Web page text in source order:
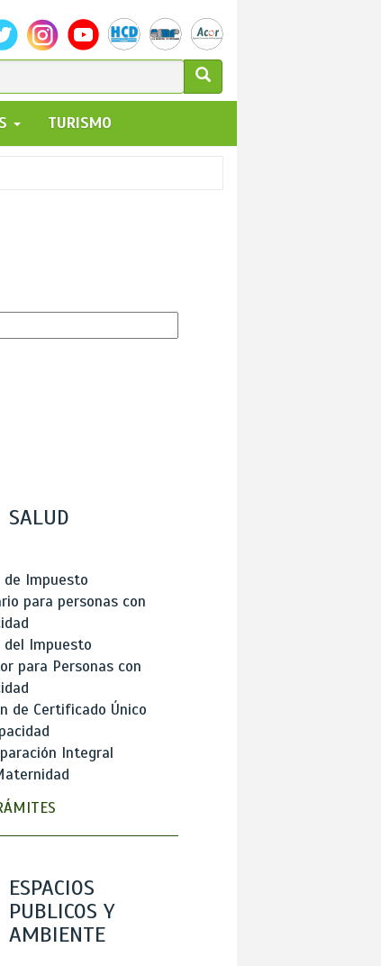
TURISMO
SALUD
de Impuesto
para personas con
del Impuesto
para Personas con
de Certificado Único
Integral
ESPACIOS
PUBLICOS Y
AMBIENTE